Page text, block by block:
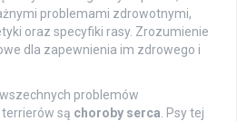
problemami zdrowotnymi,
oraz specyfiki rasy. Zrozumienie
dla zapewnienia im zdrowego i
problemów
są choroby serca . Psy tej